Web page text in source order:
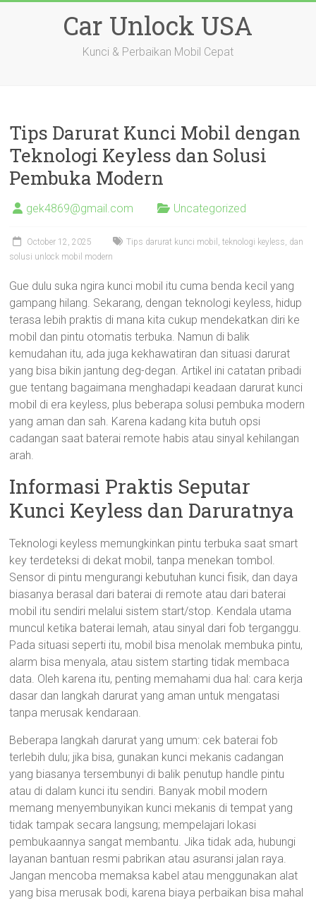
Car Unlock USA
Kunci & Perbaikan Mobil Cepat
Tips Darurat Kunci Mobil dengan
Teknologi Keyless dan Solusi
Pembuka Modern
gek4869@gmail.com Uncategorized
October 12, 2025
Tips darurat kunci mobil, teknologi keyless, dan
solusi unlock mobil modern
Gue dulu suka ngira kunci mobil itu cuma benda kecil yang
gampang hilang. Sekarang, dengan teknologi keyless, hidup
terasa lebih praktis di mana kita cukup mendekatkan diri ke
mobil dan pintu otomatis terbuka. Namun di balik
kemudahan itu, ada juga kekhawatiran dan situasi darurat
yang bisa bikin jantung deg-degan. Artikel ini catatan pribadi
gue tentang bagaimana menghadapi keadaan darurat kunci
mobil di era keyless, plus beberapa solusi pembuka modern
yang aman dan sah. Karena kadang kita butuh opsi
cadangan saat baterai remote habis atau sinyal kehilangan
arah.
Informasi Praktis Seputar
Kunci Keyless dan Daruratnya
Teknologi keyless memungkinkan pintu terbuka saat smart
key terdeteksi di dekat mobil, tanpa menekan tombol.
Sensor di pintu mengurangi kebutuhan kunci fisik, dan daya
biasanya berasal dari baterai di remote atau dari baterai
mobil itu sendiri melalui sistem start/stop. Kendala utama
muncul ketika baterai lemah, atau sinyal dari fob terganggu.
Pada situasi seperti itu, mobil bisa menolak membuka pintu,
alarm bisa menyala, atau sistem starting tidak membaca
data. Oleh karena itu, penting memahami dua hal: cara kerja
dasar dan langkah darurat yang aman untuk mengatasi
tanpa merusak kendaraan.
Beberapa langkah darurat yang umum: cek baterai fob
terlebih dulu; jika bisa, gunakan kunci mekanis cadangan
yang biasanya tersembunyi di balik penutup handle pintu
atau di dalam kunci itu sendiri. Banyak mobil modern
memang menyembunyikan kunci mekanis di tempat yang
tidak tampak secara langsung; mempelajari lokasi
pembukaannya sangat membantu. Jika tidak ada, hubungi
layanan bantuan resmi pabrikan atau asuransi jalan raya.
Jangan mencoba memaksa kabel atau menggunakan alat
yang bisa merusak bodi, karena biaya perbaikan bisa mahal